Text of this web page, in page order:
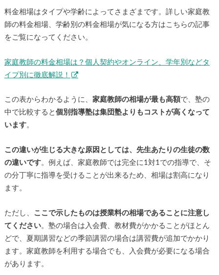
料金相場はタイプや学齢によってさまざまです。詳しい家庭教
師の料金相場、学齢別の料金相場が気になる方はこちらの記事
をご覧になってください。
家庭教師の料金相場は？個人契約やオンライン、学年別などタ
イプ別に徹底解説！
この表からわかるように、 家庭教師の相場が最も高額で、塾の
中で比較すると 個別指導塾は集団塾よりもコストが高くなって
います。
この違いが生じる大きな原因としては、先生あたりの生徒の数
の違いです。例えば、家庭教師では完全に1対1での指導で、そ
の分丁寧に指導を受けることが出来るため、相場は割高になり
ます。
ただし、 ここで示したものは授業料の相場であることに注意し
てください。塾の場合は入会費、教材費がかかることがほとん
どで、夏期講習などの季節講習の場合は講習費が追加でかかり
ます。家庭教師を利用する場合でも、入会費が必要になる場合
があります。